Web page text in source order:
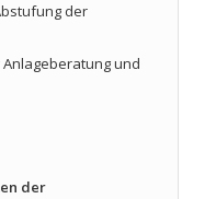
der
und
der